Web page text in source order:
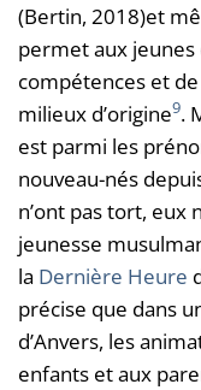
(Bertin, 2018)et
permet aux
compétences et
milieux d’origine9.
est parmi les
nouveau-nés
n’ont pas tort, eux
jeunesse
la Dernière Heure
précise que dans
d’Anvers, les
enfants et aux